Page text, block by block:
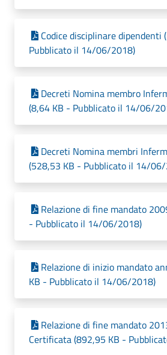
Codice disciplinare dipendenti
Pubblicato il 14/06/2018)
Decreti Nomina membro
(8,64 KB - Pubblicato il 14/06/
Decreti Nomina membri
(528,53 KB - Pubblicato il 14/
Relazione di fine mandato
- Pubblicato il 14/06/2018)
Relazione di inizio mandato
KB - Pubblicato il 14/06/2018)
Relazione di fine mandato
Certificata (892,95 KB -